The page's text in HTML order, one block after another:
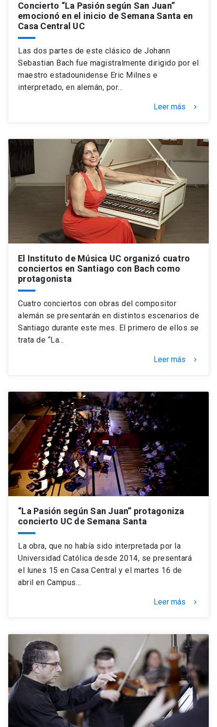
Concierto “La Pasión según San Juan”
emocionó en el inicio de Semana Santa en
Casa Central UC
Las dos partes de este clásico de Johann
Sebastian Bach fue magistralmente dirigido por el
maestro estadounidense Eric Milnes e
interpretado, en alemán, por…
Leer más keyboard_arrow_right
El Instituto de Música UC organizó cuatro
conciertos en Santiago con Bach como
protagonista
Cuatro conciertos con obras del compositor
alemán se presentarán en distintos escenarios de
Santiago durante este mes. El primero de ellos se
trata de “La…
Leer más keyboard_arrow_right
“La Pasión según San Juan” protagoniza
concierto UC de Semana Santa
La obra, que no había sido interpretada por la
Universidad Católica desde 2014, se presentará
el lunes 15 en Casa Central y el martes 16 de
abril en Campus…
Leer más keyboard_arrow_right